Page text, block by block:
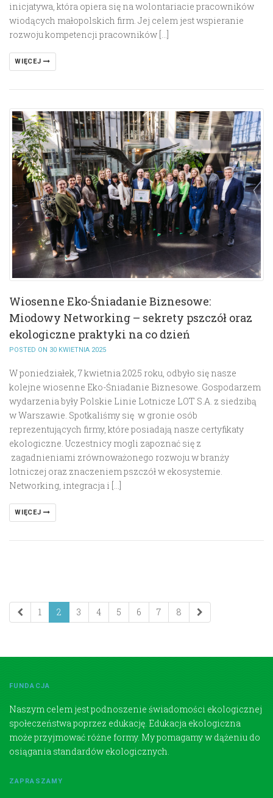
inicjatywa, która opiera się na wolontariacie pracowników
wiodących małopolskich firm. Jej celem jest wspieranie
rozwoju kompetencji pracowników […]
WIĘCEJ
Wiosenne Eko-Śniadanie Biznesowe:
Miodowy Networking – sekrety pszczół oraz
ekologiczne praktyki na co dzień
POSTED ON 30 KWIETNIA 2025
W poniedziałek, 7 kwietnia 2025 roku, odbyło się nasze
kolejne wiosenne Eko-Śniadanie Biznesowe. Gospodarzem
wydarzenia były Polskie Linie Lotnicze LOT S.A. z siedzibą
w Warszawie. Spotkaliśmy się w gronie osób
reprezentujących firmy, które posiadają nasze certyfikaty
ekologiczne. Uczestnicy mogli zapoznać się z
zagadnieniami zrównoważonego rozwoju w branży
lotniczej oraz znaczeniem pszczół w ekosystemie.
Networking, integracja i […]
WIĘCEJ
1 2 3 4 5 6 7 8
FUNDACJA
Naszym celem jest podnoszenie świadomości ekologicznej
społeczeństwa poprzez edukację. Edukacja ekologiczna
może przyjmować różne formy. My pomagamy w dążeniu do
osiągania standardów ekologicznych.
ZAPRASZAMY